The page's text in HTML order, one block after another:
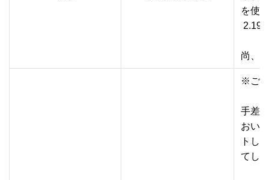
を使
2.19
尚、
※ご利
手差
おい
トし
てし